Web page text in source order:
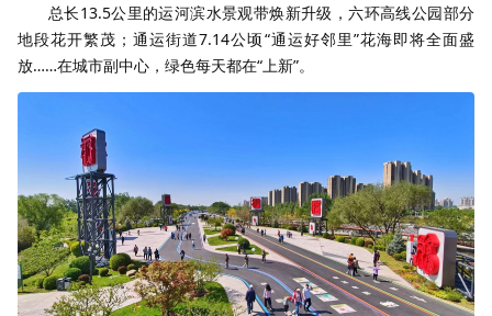
总长13.5公里的运河滨水景观带焕新升级，六环高线公园部分
地段花开繁茂；通运街道7.14公顷“通运好邻里”花海即将全面盛
放……在城市副中心，绿色每天都在“上新”。